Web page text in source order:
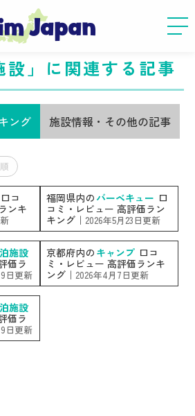
設」に関連する記事
ング 施設情報・その他の記事
口コ
ンキ
福岡県内の バーベキュー 口
コミ・レビュー 高評価ラン
キング｜ 2026年5月23日更新
施設
価ラ
日更新
京都府内の キャンプ 口コ
ミ・レビュー 高評価ランキ
ング｜ 2026年4月7日更新
施設
価ラ
日更新